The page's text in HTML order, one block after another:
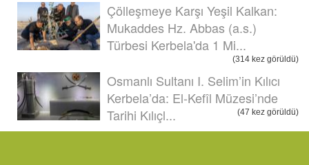
Çölleşmeye Karşı Yeşil Kalkan:
Mukaddes Hz. Abbas (a.s.)
Türbesi Kerbela'da 1 Mi...
(314 kez görüldü)
Osmanlı Sultanı I. Selim’in Kılıcı
Kerbela’da: El-Kefîl Müzesi’nde
Tarihi Kılıçl...
(47 kez görüldü)